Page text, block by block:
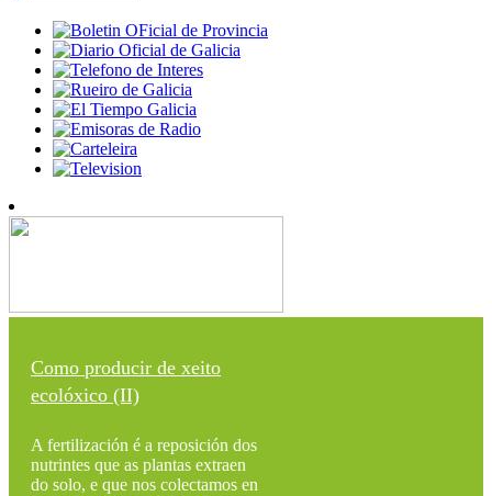
Como producir de xeito
ecolóxico (II)
A fertilización é a reposición dos
nutrintes que as plantas extraen
do solo, e que nos colectamos en